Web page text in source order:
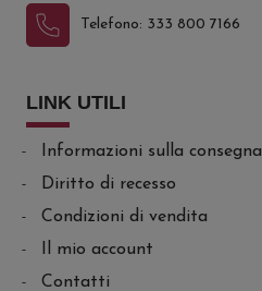
Telefono: 333 800 7166
LINK UTILI
Informazioni sulla consegna
Diritto di recesso
Condizioni di vendita
Il mio account
Contatti